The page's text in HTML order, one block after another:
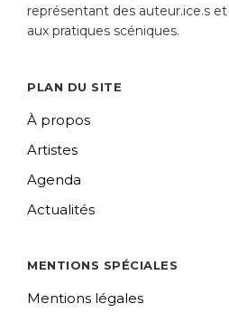
représentant des auteur.ice.s
aux pratiques scéniques.
PLAN DU SITE
À propos
Artistes
Agenda
Actualités
MENTIONS SPÉCIALES
Mentions légales